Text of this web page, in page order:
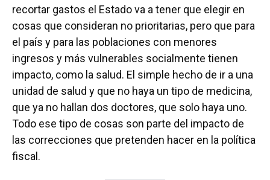
recortar gastos el Estado va a tener que elegir en
cosas que consideran no prioritarias, pero que para
el país y para las poblaciones con menores
ingresos y más vulnerables socialmente tienen
impacto, como la salud. El simple hecho de ir a una
unidad de salud y que no haya un tipo de medicina,
que ya no hallan dos doctores, que solo haya uno.
Todo ese tipo de cosas son parte del impacto de
las correcciones que pretenden hacer en la política
fiscal.